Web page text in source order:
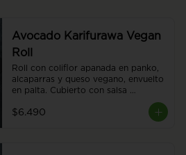
Avocado Karifurawa Vegan
Roll
Roll con coliflor apanada en panko,
alcaparras y queso vegano, envuelto
en palta. Cubierto con salsa
$6.490